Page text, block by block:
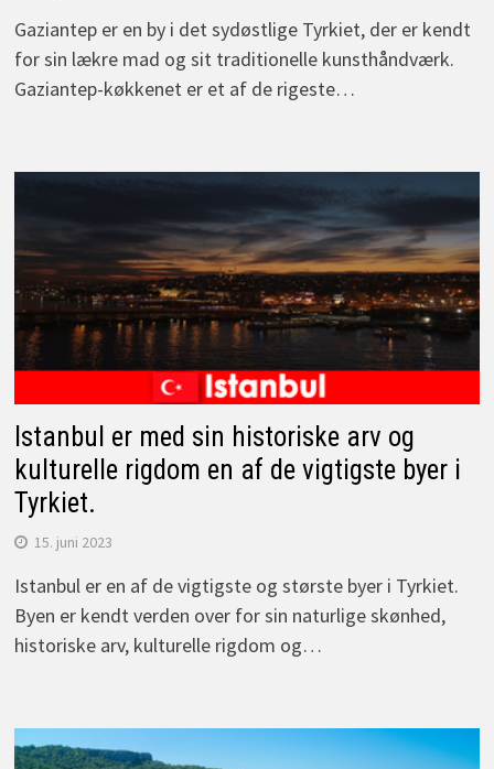
Gaziantep er en by i det sydøstlige Tyrkiet, der er kendt
for sin lækre mad og sit traditionelle kunsthåndværk.
Gaziantep-køkkenet er et af de rigeste…
Istanbul er med sin historiske arv og
kulturelle rigdom en af de vigtigste byer i
Tyrkiet.
15. juni 2023
Istanbul er en af de vigtigste og største byer i Tyrkiet.
Byen er kendt verden over for sin naturlige skønhed,
historiske arv, kulturelle rigdom og…